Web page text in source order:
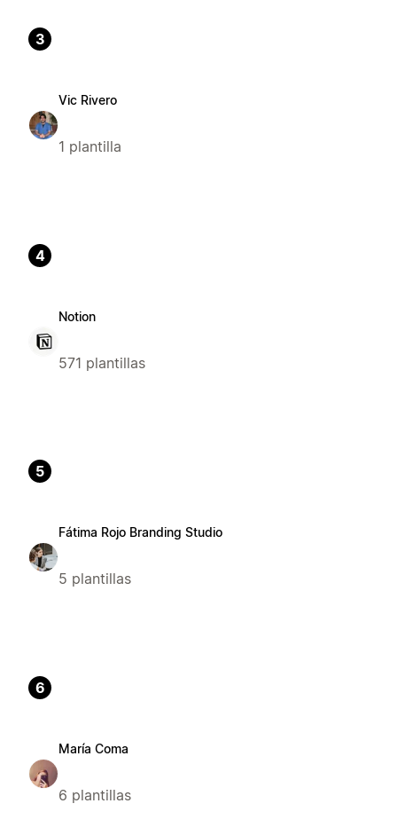
3
Vic Rivero
1 plantilla
4
Notion
571 plantillas
5
Fátima Rojo Branding Studio
5 plantillas
6
María Coma
6 plantillas